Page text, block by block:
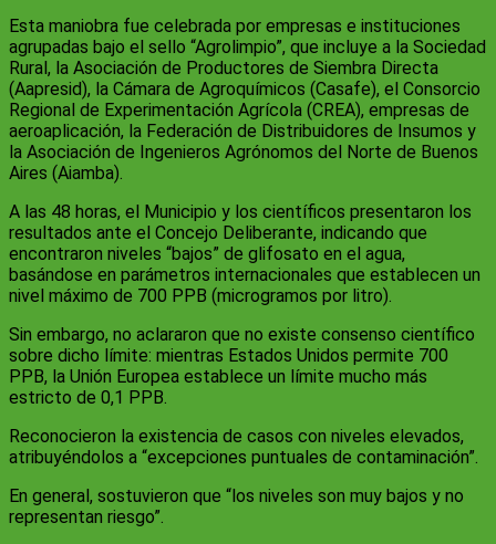
Esta maniobra fue celebrada por empresas e instituciones
agrupadas bajo el sello “Agrolimpio”, que incluye a la Sociedad
Rural, la Asociación de Productores de Siembra Directa
(Aapresid), la Cámara de Agroquímicos (Casafe), el Consorcio
Regional de Experimentación Agrícola (CREA), empresas de
aeroaplicación, la Federación de Distribuidores de Insumos y
la Asociación de Ingenieros Agrónomos del Norte de Buenos
Aires (Aiamba).
A las 48 horas, el Municipio y los científicos presentaron los
resultados ante el Concejo Deliberante, indicando que
encontraron niveles “bajos” de glifosato en el agua,
basándose en parámetros internacionales que establecen un
nivel máximo de 700 PPB (microgramos por litro).
Sin embargo, no aclararon que no existe consenso científico
sobre dicho límite: mientras Estados Unidos permite 700
PPB, la Unión Europea establece un límite mucho más
estricto de 0,1 PPB.
Reconocieron la existencia de casos con niveles elevados,
atribuyéndolos a “excepciones puntuales de contaminación”.
En general, sostuvieron que “los niveles son muy bajos y no
representan riesgo”.